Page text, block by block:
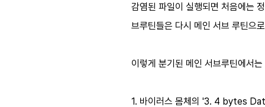
감염된 파일이 실행되면 처음에는
브루틴들은 다시 메인 서브 루틴으
이렇게 분기된 메인 서브루틴에서
1. 바이러스 몸체의 '3. 4 bytes